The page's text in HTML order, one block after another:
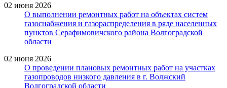
02 июня 2026
О выполнении ремонтных работ на объектах систем
газоснабжения и газораспределения в ряде населенных
пунктов Серафимовичского района Волгоградской
области
02 июня 2026
О проведении плановых ремонтных работ на участках
газопроводов низкого давления в г. Волжский
Волгоградской области